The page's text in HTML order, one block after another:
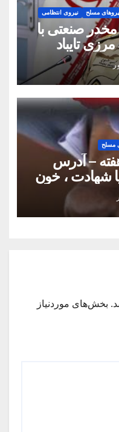
مسلح نیروی انتظامی
مخدر صنعتی با
تایباد
مسلح
– آدرس
شهادت ، خون
شود
بخش‌های موردنیاز